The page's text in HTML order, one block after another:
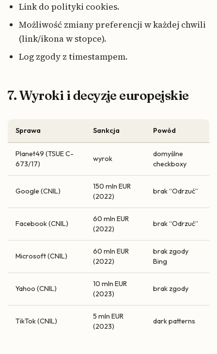
Link do polityki cookies.
Możliwość zmiany preferencji w każdej chwili
(link/ikona w stopce).
Log zgody z timestampem.
7. Wyroki i decyzje europejskie
Sprawa Sankcja Powód
Planet49 (TSUE C-
673/17)
wyrok
domyślne
checkboxy
Google (CNIL)
150 mln EUR
(2022)
brak “Odrzuć”
Facebook (CNIL)
60 mln EUR
(2022)
brak “Odrzuć”
Microsoft (CNIL)
60 mln EUR
(2022)
brak zgody
Bing
Yahoo (CNIL)
10 mln EUR
(2023)
brak zgody
TikTok (CNIL)
5 mln EUR
(2023)
dark patterns